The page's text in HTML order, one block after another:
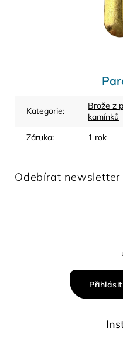
Kategorie:
Brože z
kamínků
Záruka: 1 rok
Odebírat newsletter